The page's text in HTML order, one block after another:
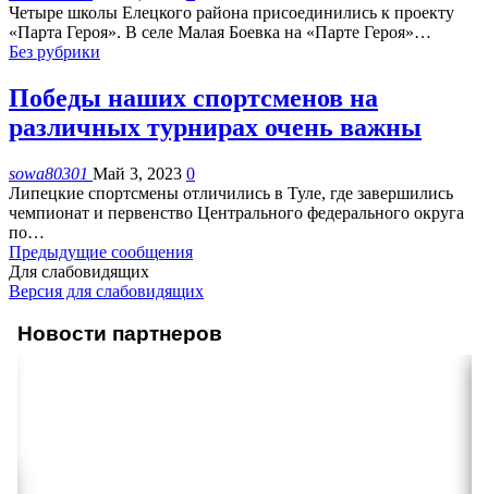
Четыре школы Елецкого района присоединились к проекту
«Парта Героя». В селе Малая Боевка на «Парте Героя»…
Без рубрики
Победы наших спортсменов на
различных турнирах очень важны
sowa80301 Май 3, 2023 0
Липецкие спортсмены отличились в Туле, где завершились
чемпионат и первенство Центрального федерального округа
по…
Предыдущие сообщения
Для слабовидящих
Версия для слабовидящих
Новости партнеров